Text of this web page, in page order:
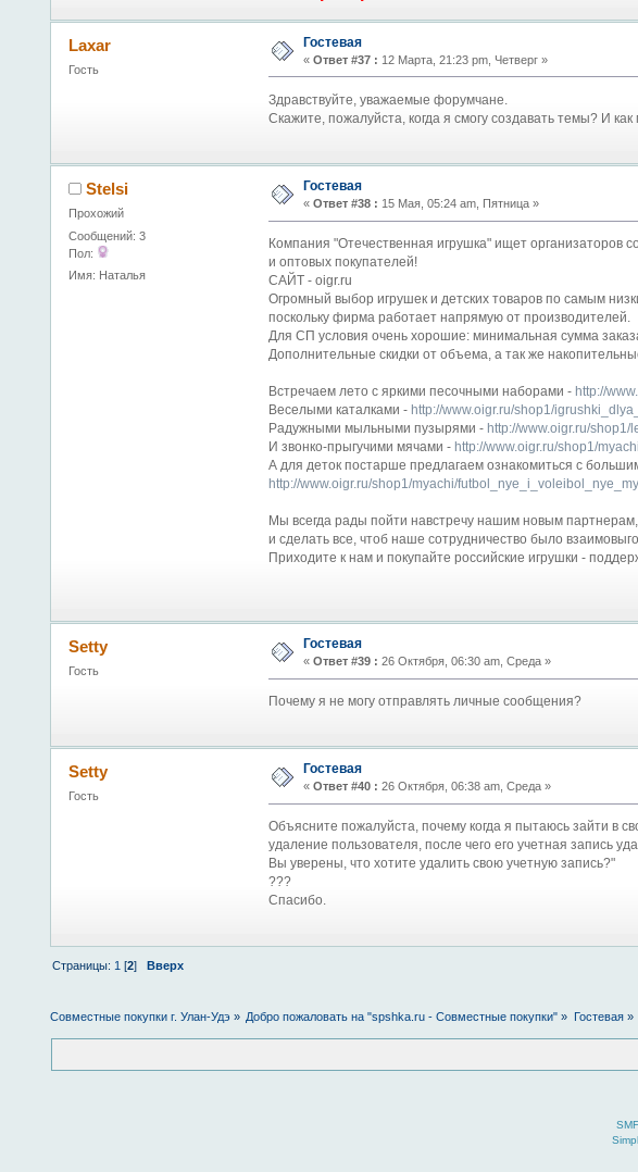
Laxar
Гость
Гостевая
« Ответ #37 : 12 Марта, 21:23 pm, Четверг »
Здравствуйте, уважаемые форумчане.
Скажите, пожалуйста, когда я смогу создавать темы? И
Stelsi
Прохожий
Сообщений: 3
Пол:
Имя: Наталья
Гостевая
« Ответ #38 : 15 Мая, 05:24 am, Пятница »
Компания "Отечественная игрушка" ищет организаторов
и оптовых покупателей!
САЙТ - oigr.ru
Огромный выбор игрушек и детских товаров по самым
поскольку фирма работает напрямую от производителей.
Для СП условия очень хорошие: минимальная сумма
Дополнительные скидки от объема, а так же
Встречаем лето с яркими песочными наборами - http://
Веселыми каталками - http://www.oigr.ru/shop1/
Радужными мыльными пузырями - http://www.oigr.ru/
И звонко-прыгучими мячами - http://www.oigr.ru/shop1/
А для деток постарше предлагаем ознакомиться с
http://www.oigr.ru/shop1/myachi/
Мы всегда рады пойти навстречу нашим новым партнерам,
и сделать все, чтоб наше сотрудничество было
Приходите к нам и покупайте российские игрушки -
Setty
Гость
Гостевая
« Ответ #39 : 26 Октября, 06:30 am, Среда »
Почему я не могу отправлять личные сообщения?
Setty
Гость
Гостевая
« Ответ #40 : 26 Октября, 06:38 am, Среда »
Объясните пожалуйста, почему когда я пытаюсь зайти в
удаление пользователя, после чего его учетная запись
Вы уверены, что хотите удалить свою учетную запись?"
???
Спасибо.
Страницы: 1 [2]Вверх
Совместные покупки г. Улан-Удэ » Добро пожаловать на "spshka.ru - Совместные покупки" » Гостевая»